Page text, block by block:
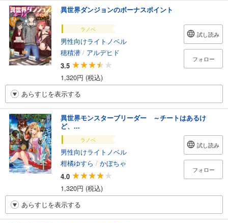
異世界ダンジョンのボーナスポイント
ラノベ
男性向けライトノベル
穂積潜 / アルデヒド
3.5
1,320円 (税込)
試し読み
フォロー
あらすじを表示する
異世界モンスターブリーダー ～チートはあるけ
ど、...
ラノベ
男性向けライトノベル
柑橘ゆすら / かぼちゃ
4.0
1,320円 (税込)
試し読み
フォロー
あらすじを表示する